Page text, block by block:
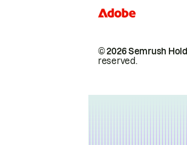
© 2026 Semrush
reserved.